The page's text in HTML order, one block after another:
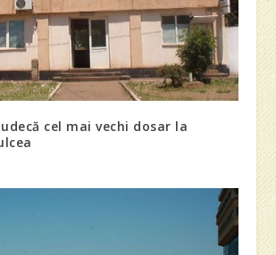
cel mai vechi dosar la